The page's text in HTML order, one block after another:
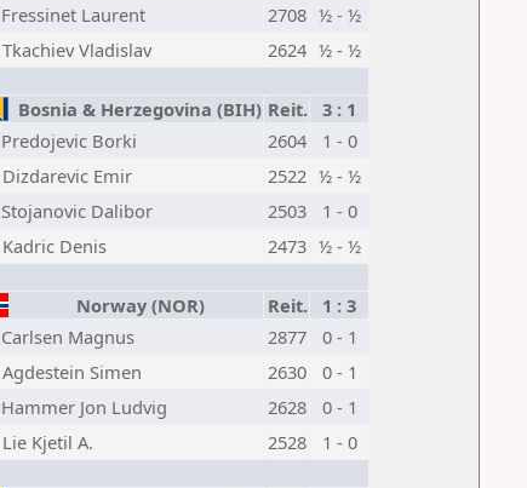
Fressinet Laurent 2708 ½ - ½
Tkachiev Vladislav 2624 ½ - ½
Bosnia & Herzegovina (BIH) Reit. 3 : 1
Predojevic Borki 2604
1 - 0
Dizdarevic Emir 2522 ½ - ½
Stojanovic Dalibor 2503
1 - 0
Kadric Denis 2473 ½ - ½
Norway (NOR) Reit.
1 : 3
Carlsen Magnus 2877
0 - 1
Agdestein Simen 2630
0 - 1
Hammer Jon Ludvig 2628
0 - 1
Lie Kjetil A. 2528
1 - 0